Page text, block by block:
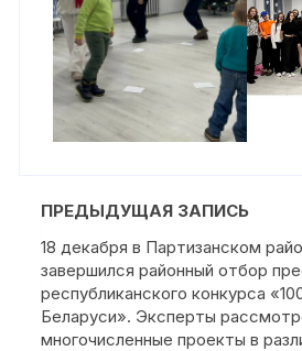
ПРЕДЫДУЩАЯ ЗАПИСЬ
18 декабря в Партизанском
завершился районный отбор
республиканского конкурса
Беларуси». Эксперты
многочисленные проекты в